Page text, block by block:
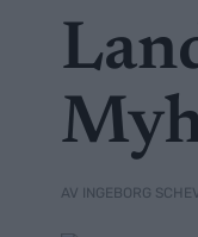
AV INGEBORG